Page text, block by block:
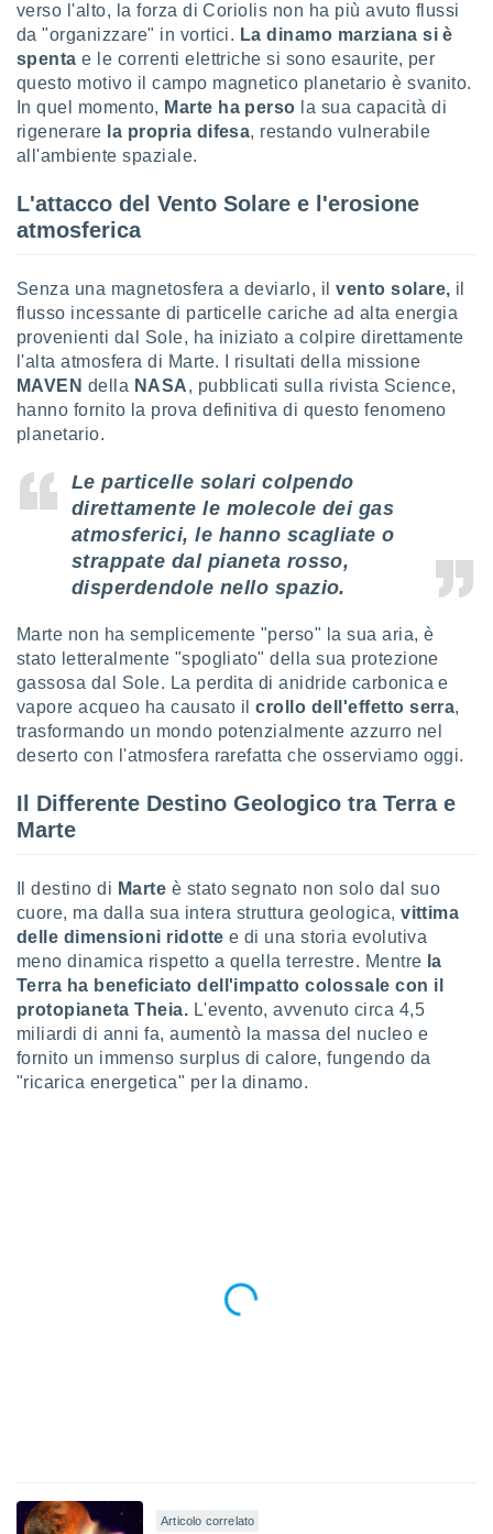
degli
dei
il
di
per la
dei
la
dei
nostri
verso l'alto, la forza di Coriolis non ha più avuto flussi
da "organizzare" in vortici. La dinamo marziana si è
spenta e le correnti elettriche si sono esaurite, per
questo motivo il campo magnetico planetario è svanito.
In quel momento, Marte ha perso la sua capacità di
rigenerare la propria difesa, restando vulnerabile
all'ambiente spaziale.
L'attacco del Vento Solare e l'erosione
atmosferica
Senza una magnetosfera a deviarlo, ilvento solare, il
flusso incessante di particelle cariche ad alta energia
provenienti dal Sole, ha iniziato a colpire direttamente
l'alta atmosfera di Marte. I risultati della missione
MAVEN della NASA, pubblicati sulla rivista Science,
hanno fornito la prova definitiva di questo fenomeno
planetario.
Leparticelle solaricolpendo
direttamentele molecole dei gas
atmosferici, le hanno scagliate o
strappate dal pianeta rosso,
disperdendole nello spazio.
Marte non ha semplicemente "perso" la sua aria, è
stato letteralmente "spogliato" della sua protezione
gassosa dal Sole. La perdita di anidride carbonica e
vapore acqueo ha causato ilcrollo dell'effetto serra,
trasformando un mondo potenzialmente azzurro nel
deserto con l'atmosfera rarefatta che osserviamo oggi.
Il Differente Destino Geologico tra Terra e
Marte
Il destino di Marte è stato segnato non solo dal suo
cuore, ma dalla sua intera struttura geologica,vittima
delle dimensioni ridotte e di una storia evolutiva
meno dinamica rispetto a quella terrestre. Mentre la
Terra ha beneficiato dell'impatto colossale con il
protopianeta Theia. L'evento, avvenuto circa 4,5
miliardi di anni fa, aumentò la massa del nucleo e
fornito un immenso surplus di calore, fungendo da
"ricarica energetica" per la dinamo.
Articolo correlato